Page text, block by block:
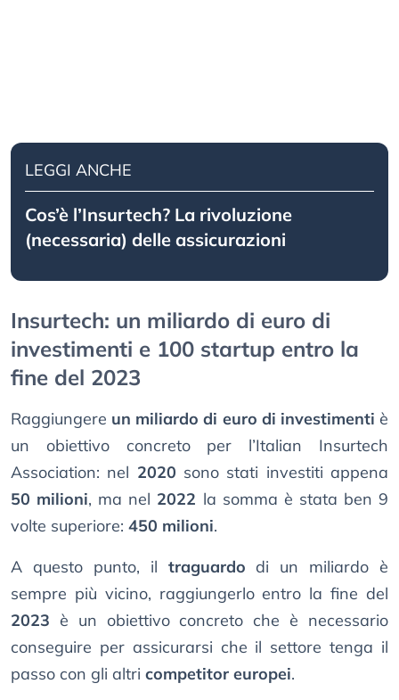
LEGGI ANCHE
Cos’è l’Insurtech? La rivoluzione
(necessaria) delle assicurazioni
Insurtech: un miliardo di euro di
investimenti e 100 startup entro la
fine del 2023
Raggiungere un miliardo di euro di investimenti è
un obiettivo concreto per l’Italian Insurtech
Association: nel 2020 sono stati investiti appena
50 milioni, ma nel 2022 la somma è stata ben 9
volte superiore: 450 milioni.
A questo punto, il traguardo di un miliardo è
sempre più vicino, raggiungerlo entro la fine del
2023 è un obiettivo concreto che è necessario
conseguire per assicurarsi che il settore tenga il
passo con gli altri competitor europei.